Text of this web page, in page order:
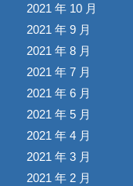
2021 年 10 月
2021 年 9 月
2021 年 8 月
2021 年 7 月
2021 年 6 月
2021 年 5 月
2021 年 4 月
2021 年 3 月
2021 年 2 月